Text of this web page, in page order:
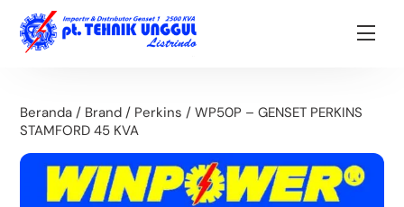
content
Beranda / Brand / Perkins / WP50P – GENSET PERKINS
STAMFORD 45 KVA